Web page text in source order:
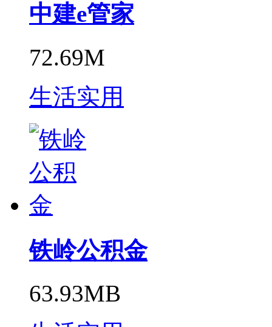
中建e管家
72.69M
生活实用
铁岭公积金
63.93MB